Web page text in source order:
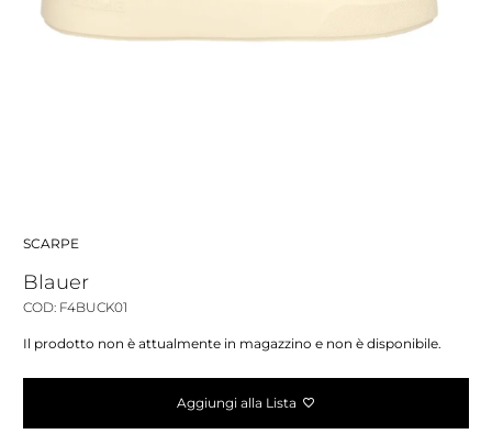
SCARPE
Blauer
COD: F4BUCK01
Il prodotto non è attualmente in magazzino e non è disponibile.
Aggiungi alla Lista